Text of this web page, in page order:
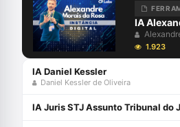
de Florianópolis e São
Academia da Polícia Civil
Catarina. Autora de
farda\" e \"Dosimetria da
psicologizações: o
violência sexual\", além
livros e artigos científicos.
IA
1.923
IA Daniel Kessler
Daniel Kessler de Oliveira
IA Juris STJ Assunto Tribunal do